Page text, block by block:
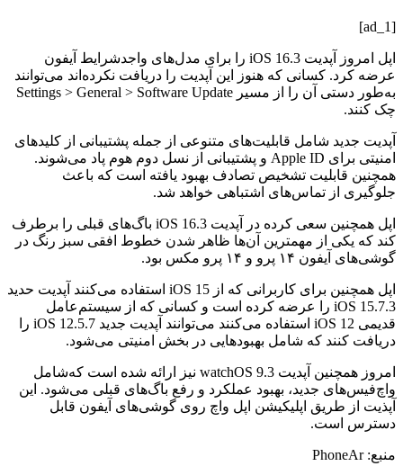
[ad_1]
اپل امروز آپدیت iOS 16.3 را برای مدل‌های واجدشرایط آیفون
عرضه کرد. کسانی که هنوز این آپدیت را دریافت نکرده‌اند می‌توانند
به‌طور دستی آن را از مسیر Settings > General > Software Update
چک کنند.
آپدیت جدید شامل قابلیت‌های متنوعی از جمله پشتیبانی از کلیدهای
امنیتی برای Apple ID و پشتیبانی از نسل دوم هوم پاد می‌شوند.
همچنین قابلیت تشخیص تصادف بهبود یافته است که باعث
جلوگیری از تماس‌های اشتباهی خواهد شد.
اپل همچنین سعی کرده در آپدیت iOS 16.3 باگ‌های قبلی را برطرف
کند که یکی از مهمترین آن‌ها ظاهر شدن خطوط افقی سبز رنگ در
گوشی‌های آیفون ۱۴ پرو و ۱۴ پرو مکس بود.
اپل همچنین برای کاربرانی که از iOS 15 استفاده می‌کنند آپدیت حدید
iOS 15.7.3 را عرضه کرده است و کسانی که از سیستم‌عامل
قدیمی iOS 12 استفاده می‌کنند می‌توانند آپدیت جدید iOS 12.5.7 را
دریافت کنند که شامل بهبودهایی در بخش امنیتی می‌شود.
امروز همچنین آپدیت watchOS 9.3 نیز ارائه شده است که‌شامل
واچ‌فیس‌های جدید، بهبود عملکرد و رفع باگ‌های قبلی می‌شود. این
آپذیت از طریق اپلیکیشن اپل واچ روی گوشی‌های آیفون قابل
دسترس است.
منبع: PhoneAr